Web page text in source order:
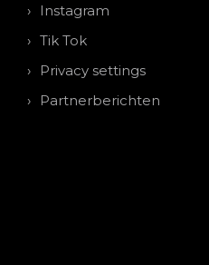
Instagram
Tik Tok
Privacy settings
Partnerberichten